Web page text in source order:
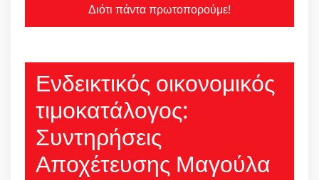
Διότι πάντα πρωτοπορούμε!
Ενδεικτικός οικονομικός
τιμοκατάλογος:
Συντηρήσεις
Αποχέτευσης Μαγούλα